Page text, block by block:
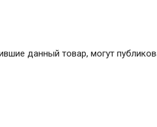
данный товар, могут